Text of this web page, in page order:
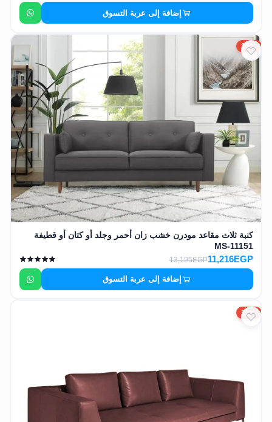
إضافة إلى عربة التسوق
15%
كنبة ثلاث مقاعد مودرن خشب زان أحمر وجلد أو كتان أو قطيفة
MS-11151
11,216EGP
13,195EGP
إضافة إلى عربة التسوق
15%